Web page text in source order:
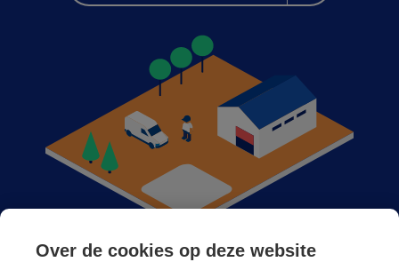
Anticimex dans votre région
Over de cookies op deze website